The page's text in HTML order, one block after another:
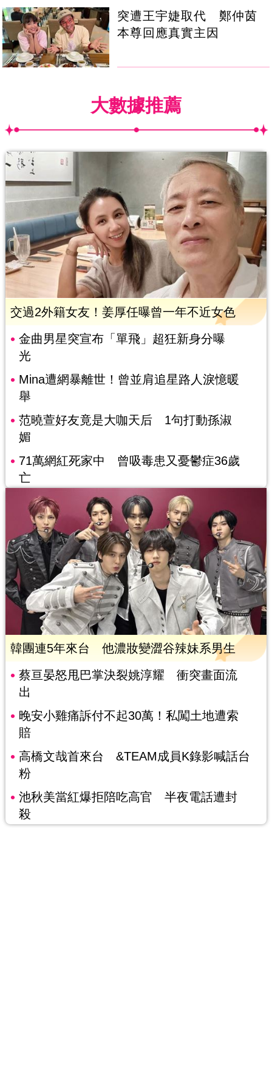
突遭王宇婕取代 鄭仲茵
本尊回應真實主因
大數據推薦
交過2外籍女友！姜厚任曝曾一年不近女色
金曲男星突宣布「單飛」超狂新身分曝
光
Mina遭網暴離世！曾並肩追星路人淚憶暖
舉
范曉萱好友竟是大咖天后 1句打動孫淑
媚
71萬網紅死家中 曾吸毒患又憂鬱症36歲
亡
韓團連5年來台 他濃妝變澀谷辣妹系男生
蔡亘晏怒甩巴掌決裂姚淳耀 衝突畫面流
出
晚安小雞痛訴付不起30萬！私闖土地遭索
賠
高橋文哉首來台 &TEAM成員K錄影喊話台
粉
池秋美當紅爆拒陪吃高官 半夜電話遭封
殺